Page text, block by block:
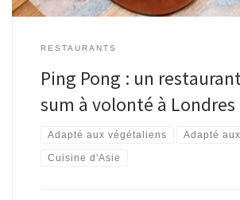
RESTAURANTS
Ping Pong : un
sum à volonté à Londres
Adapté aux végétaliens Adapté
Cuisine d'Asie